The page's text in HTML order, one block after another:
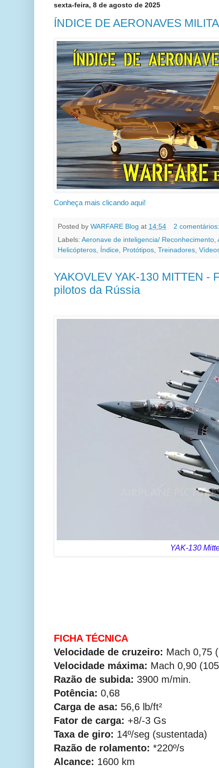
sexta-feira, 8 de agosto de 2025
ÍNDICE DE AERONAVES
Conheça mais clicando aqui!
Posted by WARFARE Blog at 14:54
2
Labels: Aeronave de inteligencia/ Reconhecimento
Helicópteros
Índice Protótipos Treinadores
YAKOVLEV YAK-130 MITTEN -
pilotos da Rússia
YAK-130
FICHA TÉCNICA
Velocidade de cruzeiro: Mach 0,75
Velocidade máxima: Mach 0,90
Razão de subida: 3900 m/min.
Potência: 0,68
Carga de asa: 56,6 lb/ft²
Fator de carga: +8/-3 Gs
Taxa de giro: 14º/seg (sustentada)
Razão de rolamento: *220º/s
Alcance: 1600 km